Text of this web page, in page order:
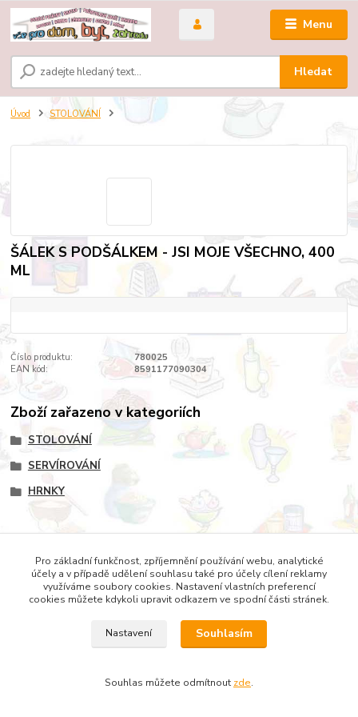
Menu
Hledat
Úvod STOLOVÁNÍ
ŠÁLEK S PODŠÁLKEM - JSI MOJE VŠECHNO, 400
ML
Číslo produktu:
780025
EAN kód:
8591177090304
Zboží zařazeno v kategoriích
STOLOVÁNÍ
SERVÍROVÁNÍ
HRNKY
Copyright © 2022 DOMESTICUS - VŠE PRO DŮM, BYT A
ZAHRADU
Pro základní funkčnost, zpříjemnění používání webu, analytické
účely a v případě udělení souhlasu také pro účely cílení reklamy
využíváme soubory cookies. Nastavení vlastních preferencí
cookies můžete kdykoli upravit odkazem ve spodní části stránek.
Nastavení Souhlasím
Souhlas můžete odmítnout zde.